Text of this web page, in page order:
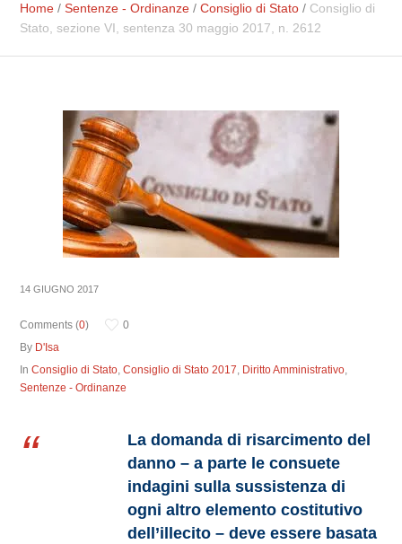
Home /Sentenze - Ordinanze /Consiglio di Stato / Consiglio di
Stato, sezione VI, sentenza 30 maggio 2017, n. 2612
14 GIUGNO 2017
Comments (0)
0
By D'Isa
InConsiglio di Stato,Consiglio di Stato 2017, Diritto Amministrativo,
Sentenze - Ordinanze
La domanda di risarcimento del
danno – a parte le consuete
indagini sulla sussistenza di
ogni altro elemento costitutivo
dell’illecito – deve essere basata